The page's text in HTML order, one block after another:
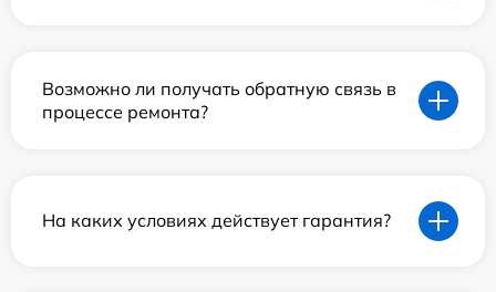
Возможно ли получать обратную связь в
процессе ремонта?
На каких условиях действует гарантия?